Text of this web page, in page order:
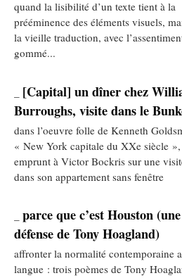
quand la lisibilité d’un texte tient à la
prééminence des éléments visuels,
la vieille traduction, avec
gommé...
[Capital] un dîner chez
Burroughs, visite dans le
dans l’oeuvre folle de Kenneth
« New York capitale du XXe siècle
emprunt à Victor Bockris sur une
dans son appartement sans fenêtre
parce que c’est Houston (une
défense de Tony Hoagland)
affronter la normalité contemporaine
langue : trois poèmes de Tony